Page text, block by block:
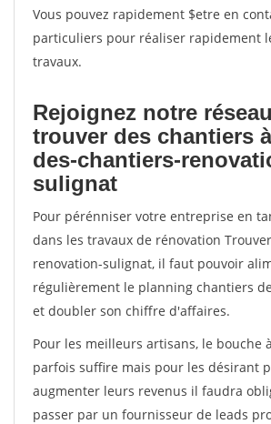
Vous pouvez rapidement $etre en
particuliers pour réaliser rapidement
travaux.
Rejoignez notre
trouver des chantiers
des-chantiers-
sulignat
Pour pérénniser votre entreprise en
dans les travaux de rénovation
renovation-sulignat, il faut pouvoir
régulièrement le planning chantiers
et doubler son chiffre d'affaires.
Pour les meilleurs artisans, le bouche
parfois suffire mais pour les désirant
augmenter leurs revenus il faudra
passer par un fournisseur de leads